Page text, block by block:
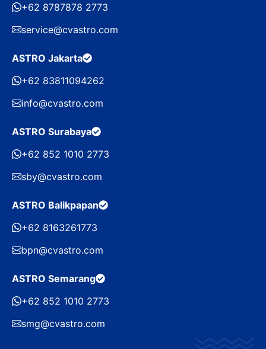
+62 8787878 2773
service@cvastro.com
ASTRO Jakarta
+62 83811094262
info@cvastro.com
ASTRO Surabaya
+62 852 1010 2773
sby@cvastro.com
ASTRO Balikpapan
+62 8163261773
bpn@cvastro.com
ASTRO Semarang
+62 852 1010 2773
smg@cvastro.com